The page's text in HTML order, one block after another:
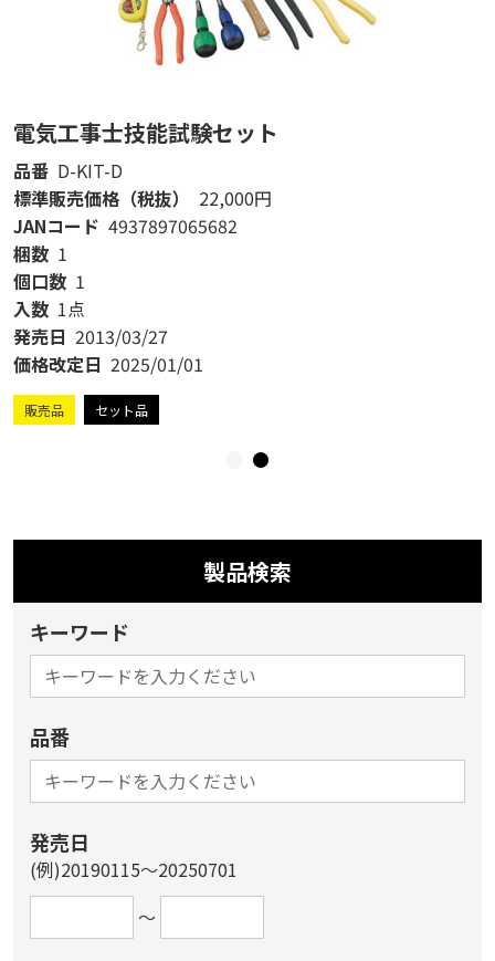
電気工事士技能試験セット
品番 D-KIT-D
標準販売価格（税抜）
22,000円
JANコード 4937897065682
梱数 1
個口数 1
入数 1点
発売日 2013/03/27
価格改定日 2025/01/01
販売品 セット品
製品検索
キーワード
品番
発売日
(例)20190115～20250701
～